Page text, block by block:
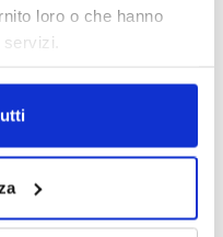
loro o che hanno
Antitrust
sul decreto